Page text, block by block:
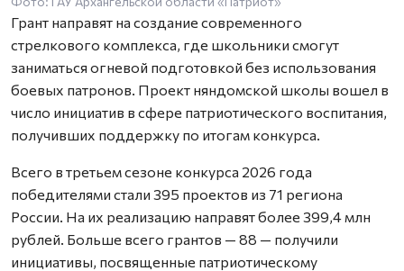
Грант направят на создание современного
стрелкового комплекса, где школьники смогут
заниматься огневой подготовкой без использования
боевых патронов. Проект няндомской школы вошел в
число инициатив в сфере патриотического воспитания,
получивших поддержку по итогам конкурса.
Всего в третьем сезоне конкурса 2026 года
победителями стали 395 проектов из 71 региона
России. На их реализацию направят более 399,4 млн
рублей. Больше всего грантов — 88 — получили
инициативы, посвященные патриотическому